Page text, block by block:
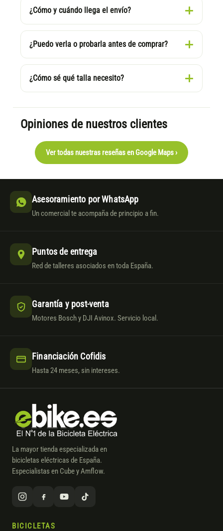
¿Cómo y cuándo llega el envío?
¿Puedo verla o probarla antes de comprar?
¿Cómo sé qué talla necesito?
Opiniones de nuestros clientes
Ver todas nuestras reseñas en Google Maps ›
Asesoramiento por WhatsApp
Un comercial te acompaña de principio a fin.
Puntos de entrega
Red de talleres asociados en toda España.
Garantía y post-venta
Motores Bosch y DJI Avinox. Servicio local.
Financiación Cofidis
Hasta 24 meses, sin intereses.
La mayor tienda especializada en
bicicletas eléctricas de España.
Especialistas en Cube y Amflow.
BICICLETAS